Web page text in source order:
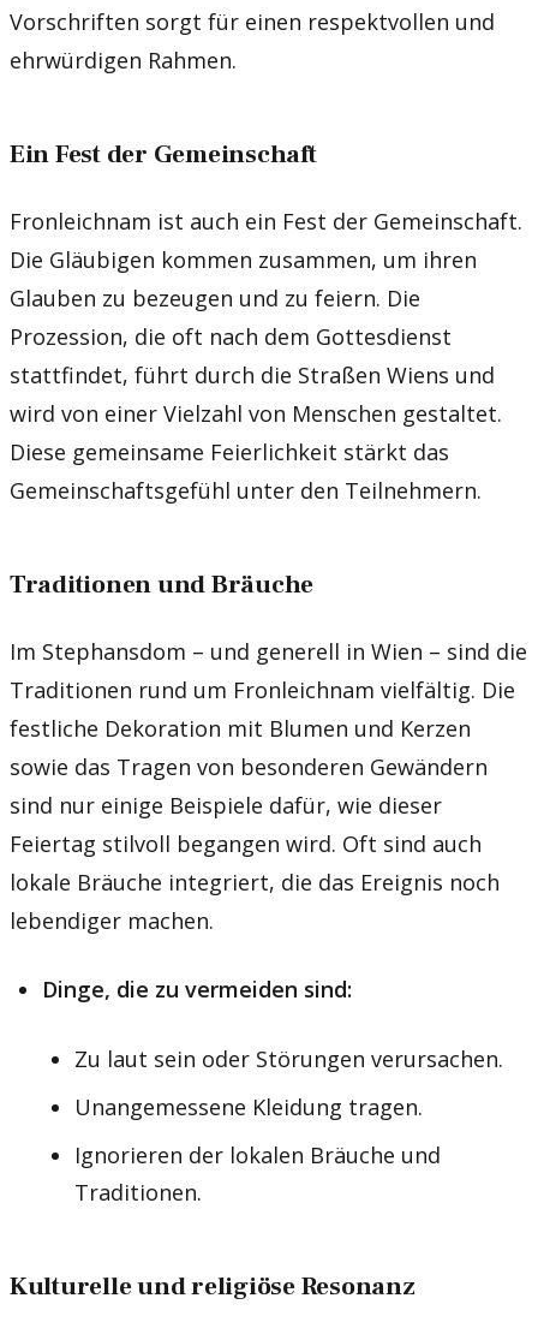
Vorschriften sorgt für einen respektvollen und
ehrwürdigen Rahmen.
Ein Fest der Gemeinschaft
Fronleichnam ist auch ein Fest der Gemeinschaft.
Die Gläubigen kommen zusammen, um ihren
Glauben zu bezeugen und zu feiern. Die
Prozession, die oft nach dem Gottesdienst
stattfindet, führt durch die Straßen Wiens und
wird von einer Vielzahl von Menschen gestaltet.
Diese gemeinsame Feierlichkeit stärkt das
Gemeinschaftsgefühl unter den Teilnehmern.
Traditionen und Bräuche
Im Stephansdom – und generell in Wien – sind die
Traditionen rund um Fronleichnam vielfältig. Die
festliche Dekoration mit Blumen und Kerzen
sowie das Tragen von besonderen Gewändern
sind nur einige Beispiele dafür, wie dieser
Feiertag stilvoll begangen wird. Oft sind auch
lokale Bräuche integriert, die das Ereignis noch
lebendiger machen.
Dinge, die zu vermeiden sind:
Zu laut sein oder Störungen verursachen.
Unangemessene Kleidung tragen.
Ignorieren der lokalen Bräuche und
Traditionen.
Kulturelle und religiöse Resonanz